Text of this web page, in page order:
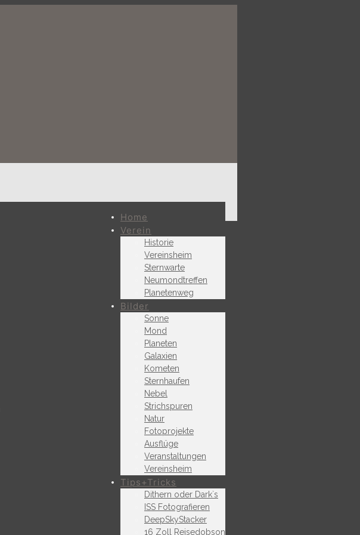
Home
Verein
Historie
Vereinsheim
Sternwarte
Neumondtreffen
Planetenweg
Bilder
Sonne
Mond
Planeten
Galaxien
Kometen
Sternhaufen
Nebel
Strichspuren
Natur
Fotoprojekte
Ausflüge
Veranstaltungen
Vereinsheim
Tips+Tricks
Dithern oder Dark`s
ISS Fotografieren
DeepSkyStacker
16 Zoll Reisedobson